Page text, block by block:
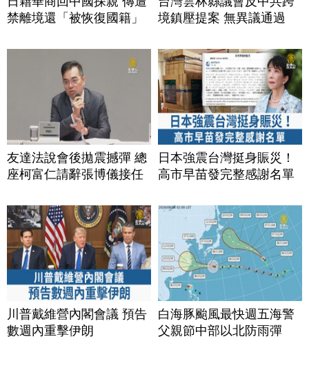
禁離境還「被恢復國籍」
境鎮壓提案 無異議通過
友達法說會後拋震撼彈 總
座柯富仁請辭張博儀接任
日本強震台灣挺身賑災！
高市早苗發完整感謝名單
川普戴維營內閣會議 預告
數週內重擊伊朗
白海豚颱風最快週五海警
父親節中部以北防雨彈